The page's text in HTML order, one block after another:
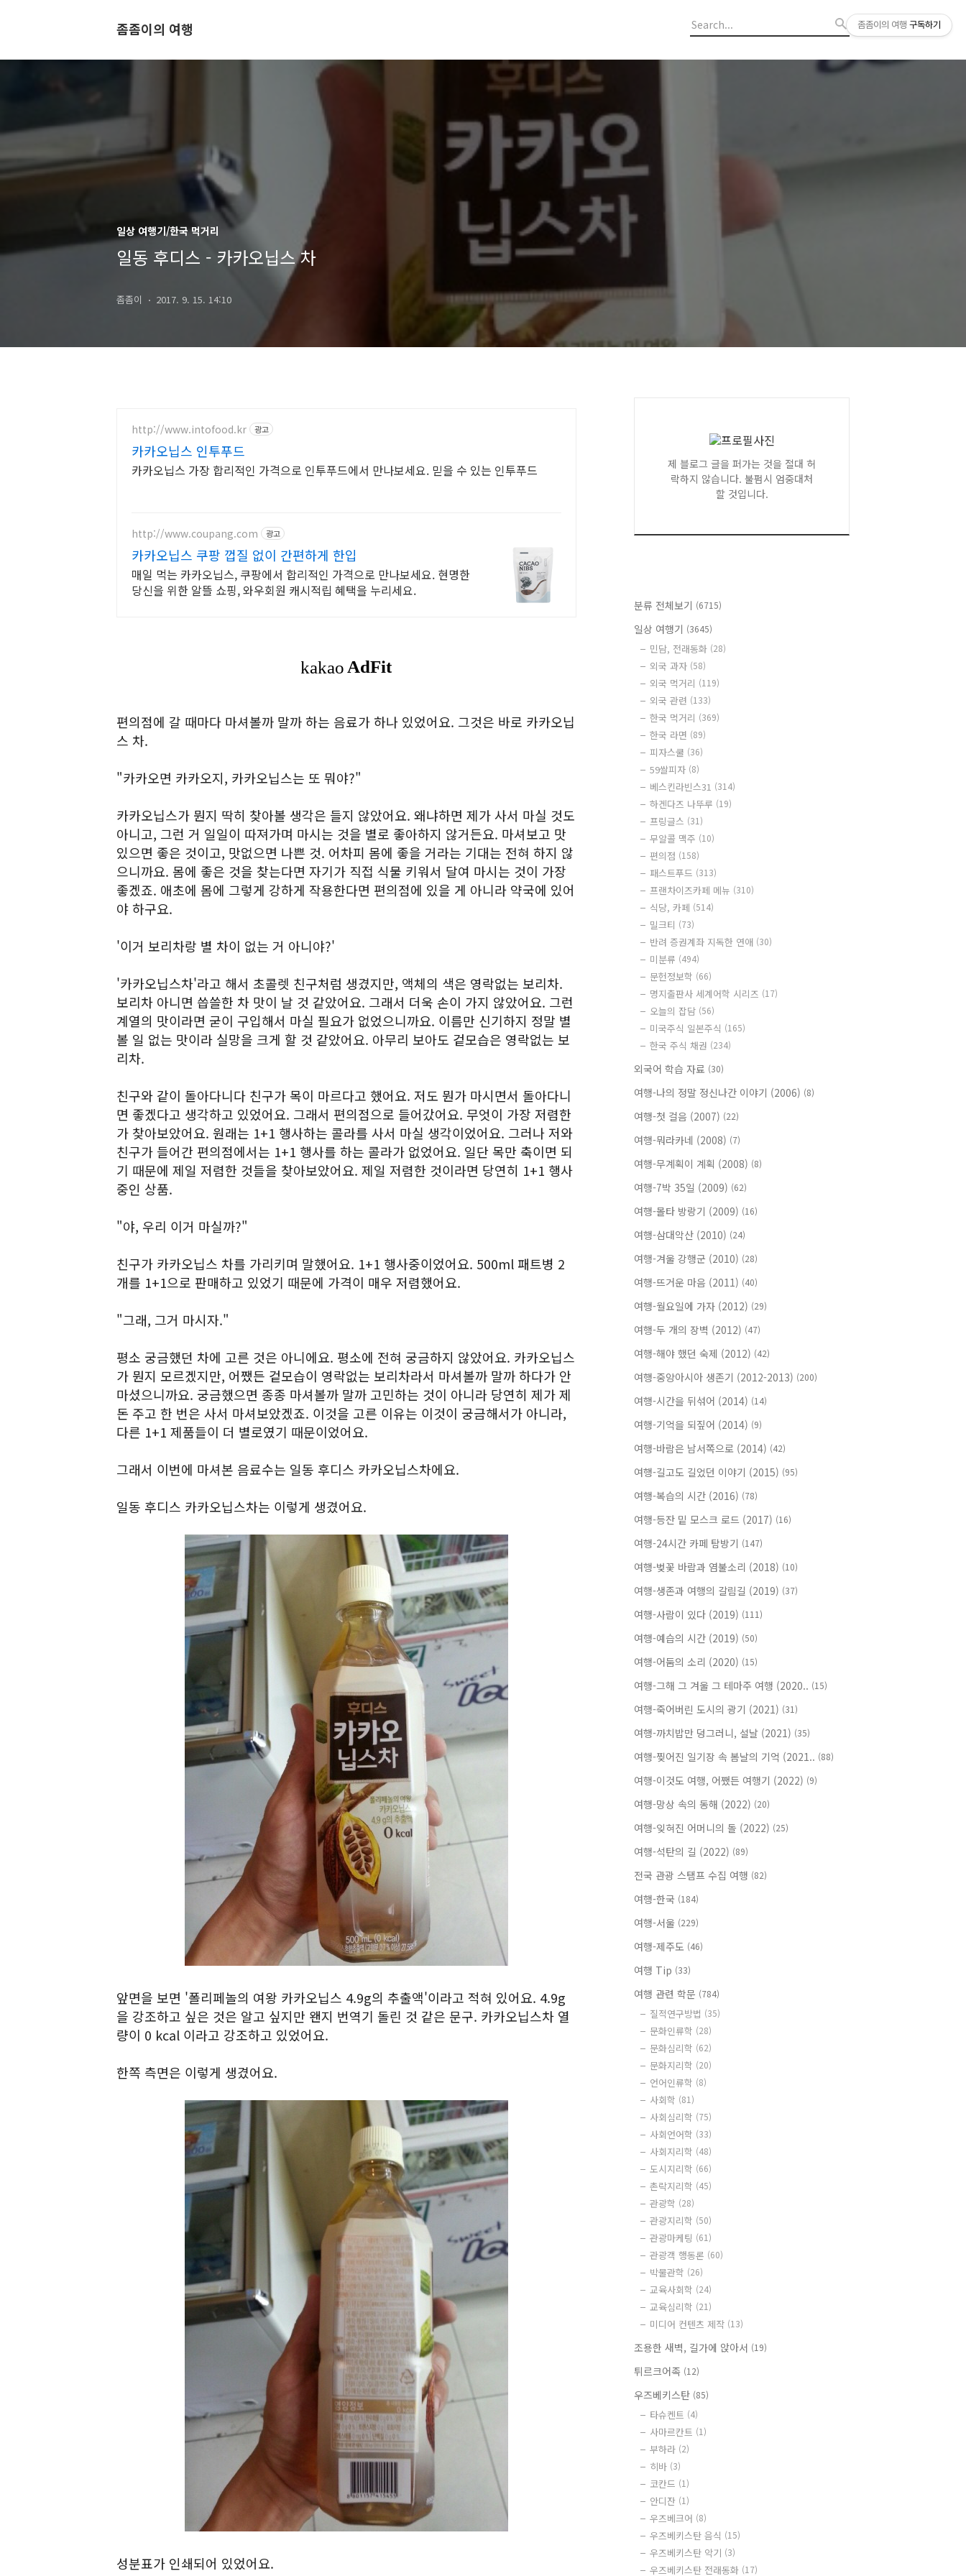
좀좀이의 여행
일상 여행기/한국 먹거리
일동 후디스 - 카카오닙스 차
좀좀이 2017. 9. 15. 14:10
http://www.intofood.kr 광고
카카오닙스 인투푸드
카카오닙스 가장 합리적인 가격으로 인투푸드에서 만나보세요. 믿을 수 있는 인투푸드
http://www.coupang.com 광고
카카오닙스 쿠팡 껍질 없이 간편하게 한입
매일 먹는 카카오닙스, 쿠팡에서 합리적인 가격으로 만나보세요. 현명한
당신을 위한 알뜰 쇼핑, 와우회원 캐시적립 혜택을 누리세요.
편의점에 갈 때마다 마셔볼까 말까 하는 음료가 하나 있었어요. 그것은 바로 카카오닙
스 차.
"카카오면 카카오지, 카카오닙스는 또 뭐야?"
카카오닙스가 뭔지 딱히 찾아볼 생각은 들지 않았어요. 왜냐하면 제가 사서 마실 것도
아니고, 그런 거 일일이 따져가며 마시는 것을 별로 좋아하지 않거든요. 마셔보고 맛
있으면 좋은 것이고, 맛없으면 나쁜 것. 어차피 몸에 좋을 거라는 기대는 전혀 하지 않
으니까요. 몸에 좋은 것을 찾는다면 자기가 직접 식물 키워서 달여 마시는 것이 가장
좋겠죠. 애초에 몸에 그렇게 강하게 작용한다면 편의점에 있을 게 아니라 약국에 있어
야 하구요.
'이거 보리차랑 별 차이 없는 거 아니야?'
'카카오닙스차'라고 해서 초콜렛 친구처럼 생겼지만, 액체의 색은 영락없는 보리차.
보리차 아니면 씁쓸한 차 맛이 날 것 같았어요. 그래서 더욱 손이 가지 않았어요. 그런
계열의 맛이라면 굳이 구입해서 마실 필요가 없었으니까요. 이름만 신기하지 정말 별
볼 일 없는 맛이라 실망을 크게 할 것 같았어요. 아무리 보아도 겉모습은 영락없는 보
리차.
친구와 같이 돌아다니다 친구가 목이 마르다고 했어요. 저도 뭔가 마시면서 돌아다니
면 좋겠다고 생각하고 있었어요. 그래서 편의점으로 들어갔어요. 무엇이 가장 저렴한
가 찾아보았어요. 원래는 1+1 행사하는 콜라를 사서 마실 생각이었어요. 그러나 저와
친구가 들어간 편의점에서는 1+1 행사를 하는 콜라가 없었어요. 일단 목만 축이면 되
기 때문에 제일 저렴한 것들을 찾아보았어요. 제일 저렴한 것이라면 당연히 1+1 행사
중인 상품.
"야, 우리 이거 마실까?"
친구가 카카오닙스 차를 가리키며 말했어요. 1+1 행사중이었어요. 500ml 패트병 2
개를 1+1으로 판매하고 있었기 때문에 가격이 매우 저렴했어요.
"그래, 그거 마시자."
평소 궁금했던 차에 고른 것은 아니에요. 평소에 전혀 궁금하지 않았어요. 카카오닙스
가 뭔지 모르겠지만, 어쨌든 겉모습이 영락없는 보리차라서 마셔볼까 말까 하다가 안
마셨으니까요. 궁금했으면 종종 마셔볼까 말까 고민하는 것이 아니라 당연히 제가 제
돈 주고 한 번은 사서 마셔보았겠죠. 이것을 고른 이유는 이것이 궁금해서가 아니라,
다른 1+1 제품들이 더 별로였기 때문이었어요.
그래서 이번에 마셔본 음료수는 일동 후디스 카카오닙스차에요.
일동 후디스 카카오닙스차는 이렇게 생겼어요.
앞면을 보면 '폴리페놀의 여왕 카카오닙스 4.9g의 추출액'이라고 적혀 있어요. 4.9g
을 강조하고 싶은 것은 알고 싶지만 왠지 번역기 돌린 것 같은 문구. 카카오닙스차 열
량이 0 kcal 이라고 강조하고 있었어요.
한쪽 측면은 이렇게 생겼어요.
성분표가 인쇄되어 있었어요.
제 블로그 글을 퍼가는 것을 절대 허
락하지 않습니다. 불펌시 엄중대처
할 것입니다.
분류 전체보기 (6715)
일상 여행기 (3645)
민담, 전래동화 (28)
외국 과자 (58)
외국 먹거리 (119)
외국 관련 (133)
한국 먹거리 (369)
한국 라면 (89)
피자스쿨 (36)
59쌀피자 (8)
베스킨라빈스31 (314)
하겐다즈 나뚜루 (19)
프링글스 (31)
무알콜 맥주 (10)
편의점 (158)
패스트푸드 (313)
프랜차이즈카페 메뉴 (310)
식당, 카페 (514)
밀크티 (73)
반려 증권계좌 지독한 연애 (30)
미분류 (494)
문헌정보학 (66)
명지출판사 세계어학 시리즈 (17)
오늘의 잡담 (56)
미국주식 일본주식 (165)
한국 주식 채권 (234)
외국어 학습 자료 (30)
여행-나의 정말 정신나간 이야기 (2006) (8)
여행-첫 걸음 (2007) (22)
여행-뭐라카네 (2008) (7)
여행-무계획이 계획 (2008) (8)
여행-7박 35일 (2009) (62)
여행-몰타 방랑기 (2009) (16)
여행-삼대악산 (2010) (24)
여행-겨울 강행군 (2010) (28)
여행-뜨거운 마음 (2011) (40)
여행-월요일에 가자 (2012) (29)
여행-두 개의 장벽 (2012) (47)
여행-해야 했던 숙제 (2012) (42)
여행-중앙아시아 생존기 (2012-2013) (200)
여행-시간을 뒤섞어 (2014) (14)
여행-기억을 되짚어 (2014) (9)
여행-바람은 남서쪽으로 (2014) (42)
여행-길고도 길었던 이야기 (2015) (95)
여행-복습의 시간 (2016) (78)
여행-등잔 밑 모스크 로드 (2017) (16)
여행-24시간 카페 탐방기 (147)
여행-벚꽃 바람과 염불소리 (2018) (10)
여행-생존과 여행의 갈림길 (2019) (37)
여행-사람이 있다 (2019) (111)
여행-예습의 시간 (2019) (50)
여행-어둠의 소리 (2020) (15)
여행-그해 그 겨울 그 테마주 여행 (2020.. (15)
여행-죽어버린 도시의 광기 (2021) (31)
여행-까치밥만 덩그러니, 설날 (2021) (35)
여행-찢어진 일기장 속 봄날의 기억 (2021.. (88)
여행-이것도 여행, 어쨌든 여행기 (2022) (9)
여행-망상 속의 동해 (2022) (20)
여행-잊혀진 어머니의 돌 (2022) (25)
여행-석탄의 길 (2022) (89)
전국 관광 스탬프 수집 여행 (82)
여행-한국 (184)
여행-서울 (229)
여행-제주도 (46)
여행 Tip (33)
여행 관련 학문 (784)
질적연구방법 (35)
문화인류학 (28)
문화심리학 (62)
문화지리학 (20)
언어인류학 (8)
사회학 (81)
사회심리학 (75)
사회언어학 (33)
사회지리학 (48)
도시지리학 (66)
촌락지리학 (45)
관광학 (28)
관광지리학 (50)
관광마케팅 (61)
관광객 행동론 (60)
박물관학 (26)
교육사회학 (24)
교육심리학 (21)
미디어 컨텐츠 제작 (13)
조용한 새벽, 길가에 앉아서 (19)
튀르크어족 (12)
우즈베키스탄 (85)
타슈켄트 (4)
사마르칸트 (1)
부하라 (2)
히바 (3)
코칸드 (1)
안디잔 (1)
우즈베크어 (8)
우즈베키스탄 음식 (15)
우즈베키스탄 악기 (3)
우즈베키스탄 전래동화 (17)
좀좀이의 여행 구독하기